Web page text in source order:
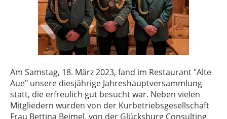
Am Samstag, 18. März 2023, fand im Restaurant "Alte
Aue" unsere diesjährige Jahreshauptversammlung
statt, die erfreulich gut besucht war. Neben vielen
Mitgliedern wurden von der Kurbetriebsgesellschaft
Frau Bettina Beimel, von der Glücksburg Consulting